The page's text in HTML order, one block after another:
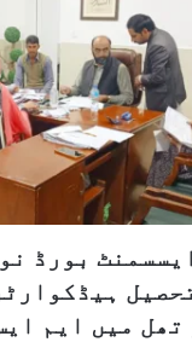
بورڈ
تھل میں ایم